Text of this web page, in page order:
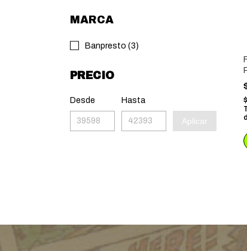
MARCA
Banpresto (3)
PRECIO
Desde Hasta
Aplicar